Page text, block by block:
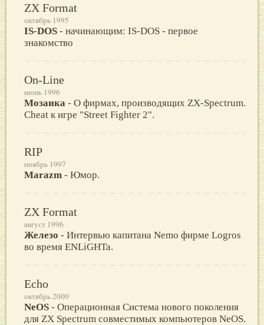
ZX Format
октябрь 1995
IS-DOS - начинающим: IS-DOS - первое
знакомство
On-Line
июнь 1996
Мозаика - О фирмах, производящих ZX-Spectrum.
Cheat к игре "Street Fighter 2".
RIP
ноябрь 1997
Marazm - Юмор.
ZX Format
август 1996
Железо - Интервью капитана Nemo фирме Logros
во время ENLiGHTa.
Echo
октябрь 2000
NeOS - Операционная Система нового поколения
для ZX Spectrum совместимых компьютеров NeOS.